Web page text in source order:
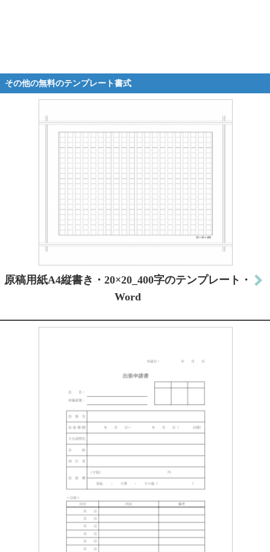
その他の無料のテンプレート書式
原稿用紙A4縦書き・20×20_400字のテンプレート・
Word